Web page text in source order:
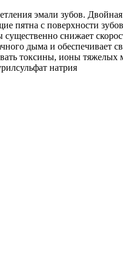
эмали зубов.
пятна с поверхности
снижает
дыма и обеспечивает
токсины, ионы тяжелых
натрия